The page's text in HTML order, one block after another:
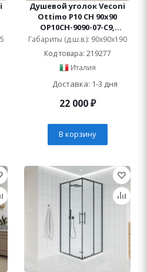
Душевой уголок Veconi
Ottimo P10 CH 90x90
OP10CH-9090-07-C9,
профиль хром, стекло
матовое
Габариты (д.ш.в.): 90x90x190
Код товара: 219277
Италия
Доставка: 1-3 дня
22 000₽
В корзину